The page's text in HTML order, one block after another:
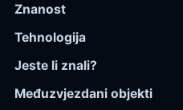
Znanost
Tehnologija
Jeste li znali?
Međuzvjezdani objekti